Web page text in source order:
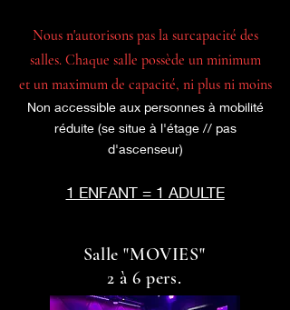
Nous n'autorisons pas la surcapacité des
salles. Chaque salle possède un minimum
et un maximum de capacité, ni plus ni moins
Non accessible aux personnes à mobilité
réduite (se situe à l'étage // pas
d'ascenseur)
1 ENFANT = 1 ADULTE
Salle "MOVIES"
2 à 6 pers.